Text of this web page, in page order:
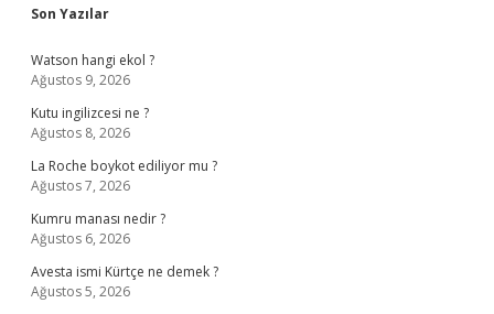
Sidebar
Son Yazılar
Watson hangi ekol ?
Ağustos 9, 2026
Kutu ingilizcesi ne ?
Ağustos 8, 2026
La Roche boykot ediliyor mu ?
Ağustos 7, 2026
Kumru manası nedir ?
Ağustos 6, 2026
Avesta ismi Kürtçe ne demek ?
Ağustos 5, 2026